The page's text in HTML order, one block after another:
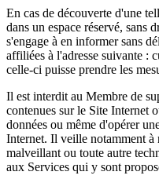
En cas de découverte d'une
dans un espace réservé, sans
s'engage à en informer sans
affiliées à l'adresse suivante :
celle-ci puisse prendre les
Il est interdit au Membre de
contenues sur le Site Internet
données ou même d'opérer
Internet. Il veille notamment à
malveillant ou toute autre
aux Services qui y sont